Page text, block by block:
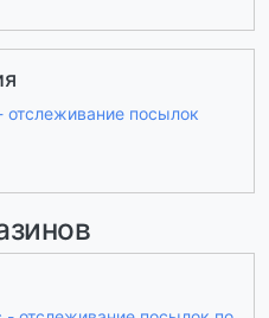
отслеживание посылок